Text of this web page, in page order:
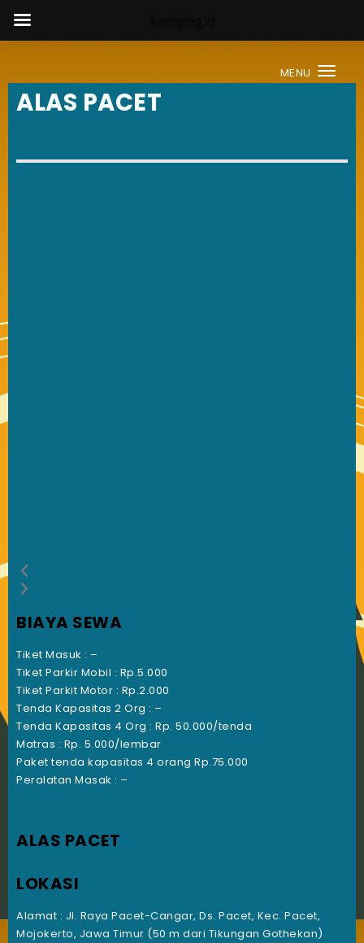
MENU
ALAS PACET
BIAYA SEWA
Tiket Masuk : –
Tiket Parkir Mobil : Rp.5.000
Tiket Parkit Motor : Rp.2.000
Tenda Kapasitas 2 Org : –
Tenda Kapasitas 4 Org : Rp. 50.000/tenda
Matras : Rp. 5.000/lembar
Paket tenda kapasitas 4 orang Rp.75.000
Peralatan Masak : –
ALAS PACET
LOKASI
Alamat : Jl. Raya Pacet-Cangar, Ds. Pacet, Kec. Pacet,
Mojokerto, Jawa Timur (50 m dari Tikungan Gothekan)